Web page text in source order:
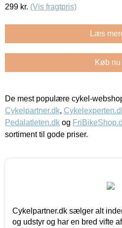
299 kr. (Vis fragtpris)
Læs
Køb nu
De mest populære cykel-
Cykelpartner.dk,
Pedalatleten.dk og
sortiment til gode priser.
Cykelpartner.dk sælger alt
og udstyr og har en bred vifte